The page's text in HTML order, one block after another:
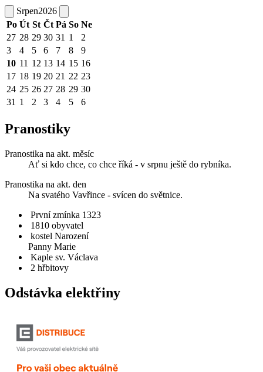
Srpen2026
Po Út St Čt Pá So Ne
27 28 29 30 31 1
2
3
4 5 6 7 8
9
10 11 12 13 14 15 16
17 18 19 20 21 22 23
24 25 26 27 28 29 30
31 1 2 3 4 5 6
Pranostiky
Pranostika na akt. měsíc
Ať si kdo chce, co chce říká - v srpnu ještě do rybníka.
Pranostika na akt. den
Na svatého Vavřince - svícen do světnice.
První zmínka 1323
1810 obyvatel
kostel Narození
Panny Marie
Kaple sv. Václava
2 hřbitovy
Odstávka elektřiny